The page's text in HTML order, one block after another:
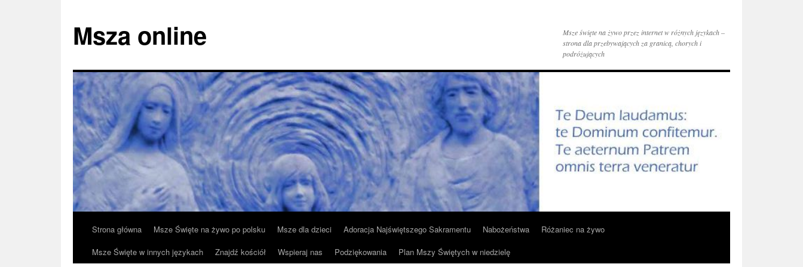
Msza online
Msze święte na żywo przez internet w różnych językach –
strona dla przebywających za granicą, chorych i
podróżujących
Strona główna Msze Święte na żywo po polsku Msze dla dzieci Adoracja Najświętszego Sakramentu Nabożeństwa
Różaniec na żywo
Msze Święte w innych językach
Znajdź kościół Wspieraj nas Podziękowania Plan Mszy Świętych w niedzielę